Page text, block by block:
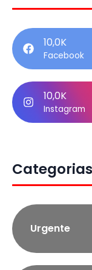
10,0K
Facebook
10,0K
Instagram
Categorias
Urgente